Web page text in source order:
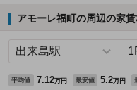
アモーレ福町の周辺の家
平均値 7.12万円 最安値 5.2万円